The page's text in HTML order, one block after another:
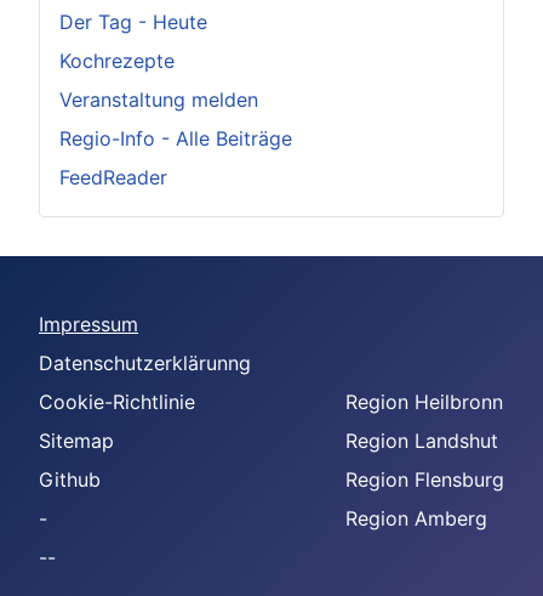
Der Tag - Heute
Kochrezepte
Veranstaltung melden
Regio-Info - Alle Beiträge
FeedReader
Impressum
Datenschutzerklärunng
Cookie-Richtlinie
Sitemap
Github
-
--
Region Heilbronn
Region Landshut
Region Flensburg
Region Amberg